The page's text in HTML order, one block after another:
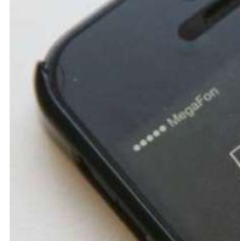
Волгоградские вузы
рейтинга: ВолгГТУ
для химической
18:39
В Красноармейском
конкурс на ремонт
судоходный канал